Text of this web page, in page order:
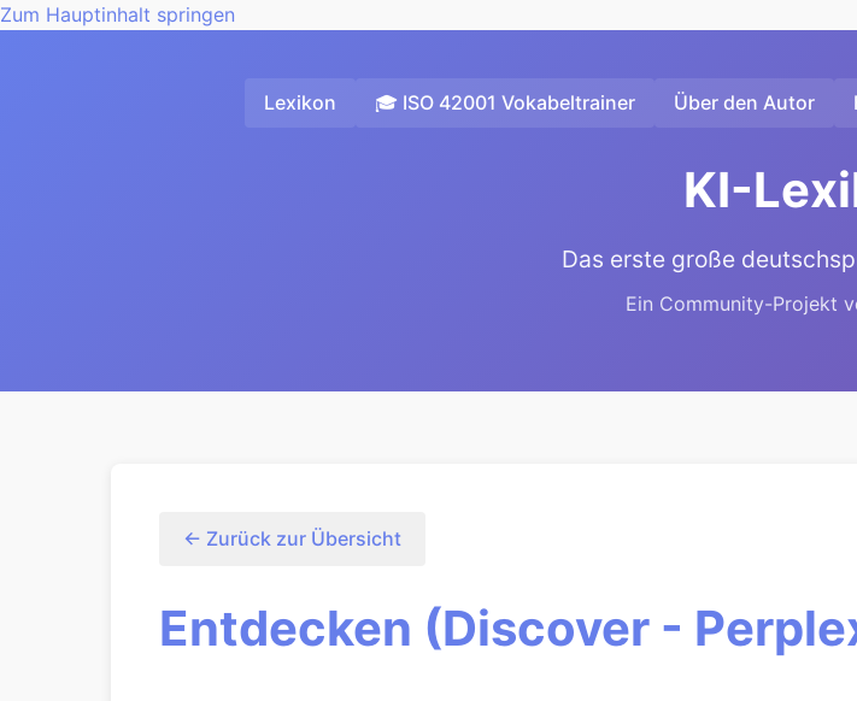
Zum Hauptinhalt springen
Lexikon 🎓 ISO 42001 Vokabeltrainer Über den Autor
KI-
Das erste große
Ein Community-Projekt
← Zurück zur Übersicht
Entdecken (Discover -